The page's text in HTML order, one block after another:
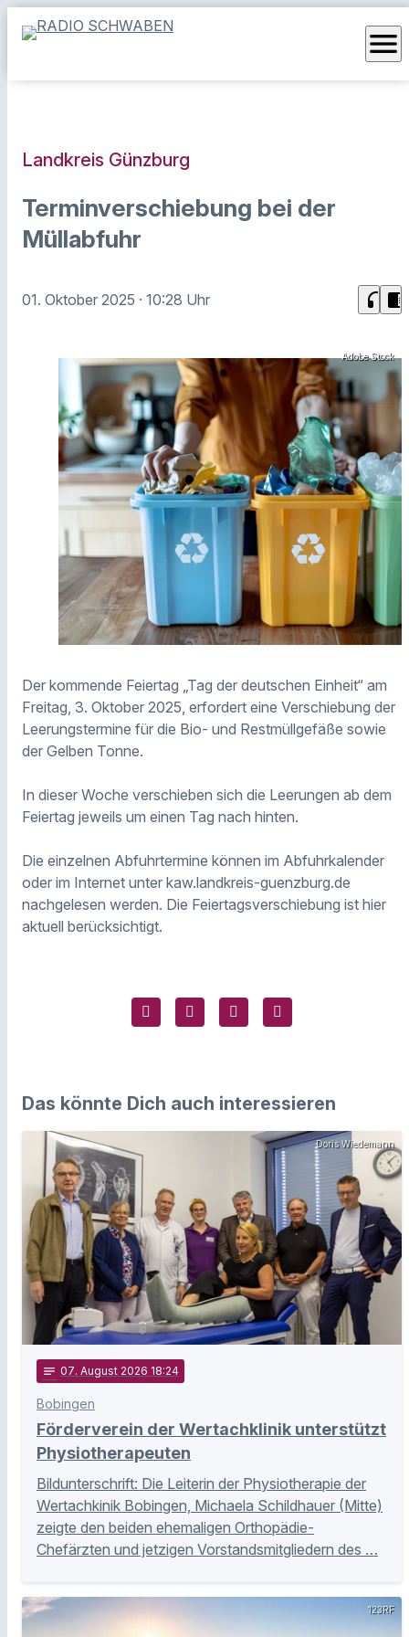
menu
Landkreis Günzburg
Terminverschiebung bei der
Müllabfuhr
01. Oktober 2025 · 10:28 Uhr headphones chrome_reader_mode
Adobe Stock
Der kommende Feiertag „Tag der deutschen Einheit“ am
Freitag, 3. Oktober 2025, erfordert eine Verschiebung der
Leerungstermine für die Bio- und Restmüllgefäße sowie
der Gelben Tonne.
In dieser Woche verschieben sich die Leerungen ab dem
Feiertag jeweils um einen Tag nach hinten.
Die einzelnen Abfuhrtermine können im Abfuhrkalender
oder im Internet unter kaw.landkreis-guenzburg.de
nachgelesen werden. Die Feiertagsverschiebung ist hier
aktuell berücksichtigt.
Das könnte Dich auch interessieren
Doris Wiedemann
notes 07. August 2026 18:24
Bobingen
Förderverein der Wertachklinik unterstützt
Physiotherapeuten
Bildunterschrift: Die Leiterin der Physiotherapie der
Wertachkinik Bobingen, Michaela Schildhauer (Mitte)
zeigte den beiden ehemaligen Orthopädie-
Chefärzten und jetzigen Vorstandsmitgliedern des …
123RF